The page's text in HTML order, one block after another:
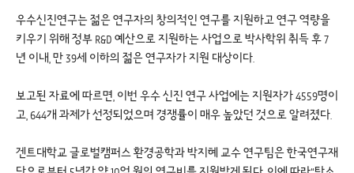
우수신진연구는 젊은 연구자의 창의적인 연구를 지원하고 연구 역량을
키우기 위해 정부 R&D 예산으로 지원하는 사업으로 박사학위 취득 후 7
년 이내, 만 39세 이하의 젊은 연구자가 지원 대상이다.
보고된 자료에 따르면, 이번 우수 신진 연구 사업에는 지원자가 4559명이
고, 644개 과제가 선정되었으며 경쟁률이 매우 높았던 것으로 알려졌다.
겐트대학교 글로벌캠퍼스 환경공학과 박지혜 교수 연구팀은 한국연구재